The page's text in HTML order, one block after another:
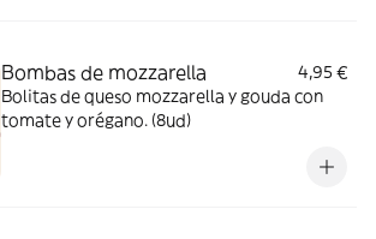
Bombas de mozzarella
4,95 €
Bolitas de queso mozzarella y gouda con
tomate y orégano. (8ud)